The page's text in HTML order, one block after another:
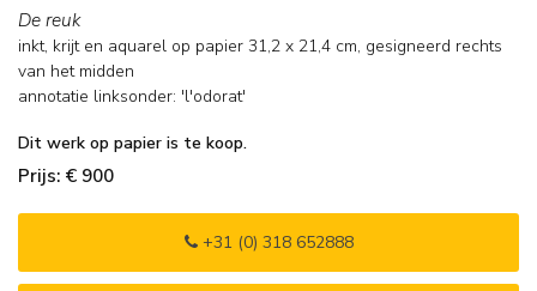
De reuk
inkt, krijt en aquarel op papier 31,2 x 21,4 cm, gesigneerd rechts
van het midden
annotatie linksonder: 'l'odorat'
Dit werk op papier is te koop.
Prijs: € 900
+31 (0) 318 652888